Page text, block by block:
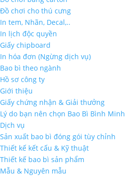
Đồ chơi cho thú cưng
In tem, Nhãn, Decal,..
In lịch độc quyền
Giấy chipboard
In hóa đơn (Ngừng dịch vụ)
Bao bì theo ngành
Hồ sơ công ty
Giới thiệu
Giấy chứng nhận & Giải thưởng
Lý do bạn nên chọn Bao Bì Bình Minh
Dịch vụ
Sản xuất bao bì đóng gói tùy chỉnh
Thiết kế kết cấu & Kỹ thuật
Thiết kế bao bì sản phẩm
Mẫu & Nguyên mẫu